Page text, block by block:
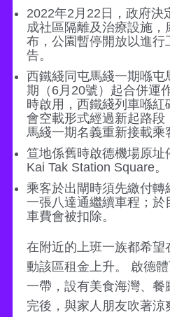
2022年2月22日，政府決
成社區隔離及治療設施
布，公園暫停開放以進行
告。
西鐵綫同屯馬綫一期喺屯
期（6月20號）起合併運
時啟用，西鐵綫列車喺紅
會空載形式經過新起路
馬綫一期名義重新接載乘
笪地係舊時啟德機場原址
Kai Tak Station Square。
乘客於出閘時須先繳付轉
一張八達通繼續車程；
車費會被扣除。
在附近的上班一族都希望
動該區租金上升。 啟德
一帶，設有美食海灣、餐
完後，與家人朋友吹著涼